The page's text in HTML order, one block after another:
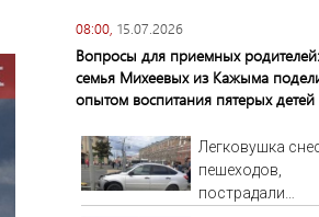
08:00, 15.07.2026
Вопросы для приемных родителей:
семья Михеевых из Кажыма
опытом воспитания пятерых детей
Легковушка
пешеходов,
пострадали